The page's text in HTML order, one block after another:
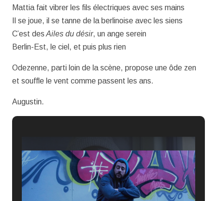
Mattia fait vibrer les fils électriques avec ses mains
Il se joue, il se tanne de la berlinoise avec les siens
C’est des Ailes du désir, un ange serein
Berlin-Est, le ciel, et puis plus rien
Odezenne, parti loin de la scène, propose une ôde zen
et souffle le vent comme passent les ans.
Augustin.